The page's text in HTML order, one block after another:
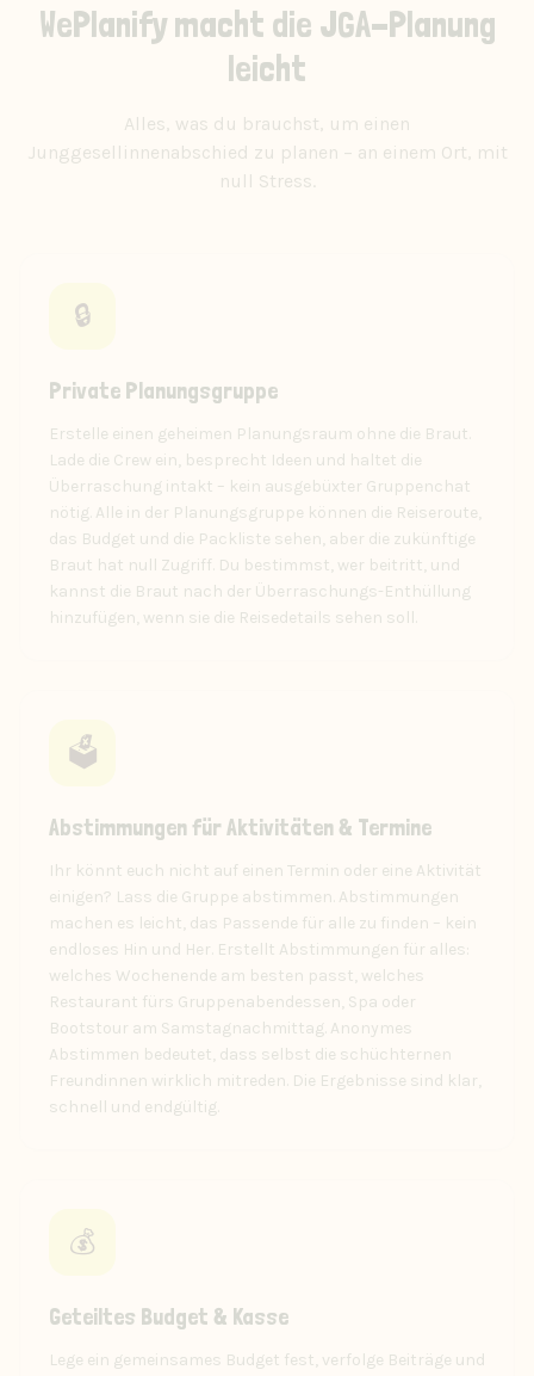
WePlanify macht die JGA-Planung
leicht
Alles, was du brauchst, um einen
Junggesellinnenabschied zu planen – an einem Ort, mit
null Stress.
🔒
Private Planungsgruppe
Erstelle einen geheimen Planungsraum ohne die Braut.
Lade die Crew ein, besprecht Ideen und haltet die
Überraschung intakt – kein ausgebüxter Gruppenchat
nötig. Alle in der Planungsgruppe können die Reiseroute,
das Budget und die Packliste sehen, aber die zukünftige
Braut hat null Zugriff. Du bestimmst, wer beitritt, und
kannst die Braut nach der Überraschungs-Enthüllung
hinzufügen, wenn sie die Reisedetails sehen soll.
🗳️
Abstimmungen für Aktivitäten & Termine
Ihr könnt euch nicht auf einen Termin oder eine Aktivität
einigen? Lass die Gruppe abstimmen. Abstimmungen
machen es leicht, das Passende für alle zu finden – kein
endloses Hin und Her. Erstellt Abstimmungen für alles:
welches Wochenende am besten passt, welches
Restaurant fürs Gruppenabendessen, Spa oder
Bootstour am Samstagnachmittag. Anonymes
Abstimmen bedeutet, dass selbst die schüchternen
Freundinnen wirklich mitreden. Die Ergebnisse sind klar,
schnell und endgültig.
💰
Geteiltes Budget & Kasse
Lege ein gemeinsames Budget fest, verfolge Beiträge und